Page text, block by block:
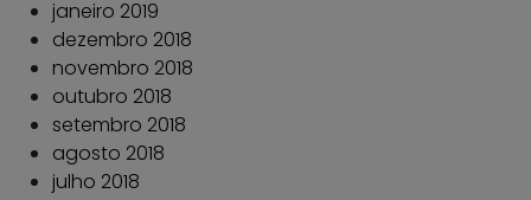
janeiro 2019
dezembro 2018
novembro 2018
outubro 2018
setembro 2018
agosto 2018
julho 2018